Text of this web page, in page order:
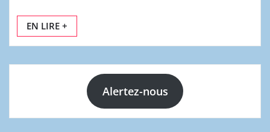
EN LIRE +
Alertez-nous